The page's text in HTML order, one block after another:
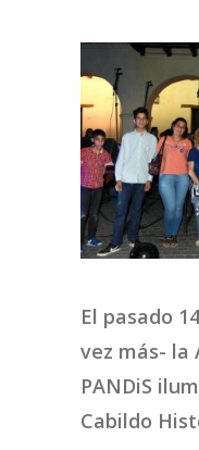
El pasado
vez más- la
PANDiS
Cabildo